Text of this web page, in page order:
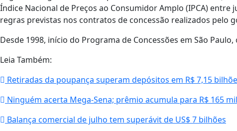
Índice Nacional de Preços ao Consumidor Amplo (IPCA) entre
regras previstas nos contratos de concessão realizados pelo
Desde 1998, início do Programa de Concessões em São
Leia Também:
Retiradas da poupança superam depósitos em R$ 7,15
Ninguém acerta Mega-Sena; prêmio acumula para R$ 165
Balança comercial de julho tem superávit de US$ 7 bilhões